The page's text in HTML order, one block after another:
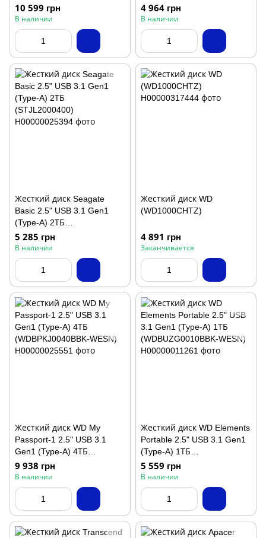
(WDBPKJ0050BBK-WESN)
10 599 грн
В наличии
4 964 грн
В наличии
Жесткий диск Seagate
Basic 2.5" USB 3.1 Gen1
(Type-A) 2ТБ
(STJL2000400)
5 285 грн
В наличии
Жесткий диск WD
(WD1000CHTZ)
4 891 грн
Заканчивается
Жесткий диск WD My
Passport-1 2.5" USB 3.1
Gen1 (Type-A) 4ТБ
(WDBPKJ0040BBK-WESN)
9 938 грн
В наличии
Жесткий диск WD Elements
Portable 2.5" USB 3.1 Gen1
(Type-A) 1ТБ
(WDBUZG0010BBK-WESN)
5 559 грн
В наличии